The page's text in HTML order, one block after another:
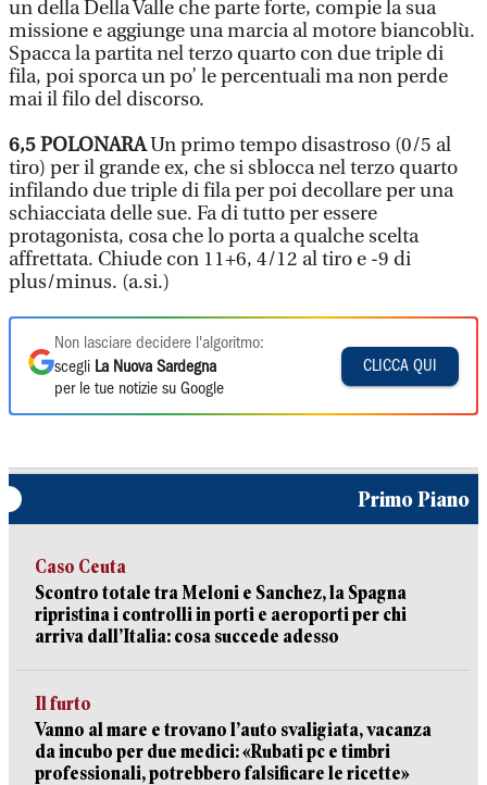
un della Della Valle che parte forte, compie la sua
missione e aggiunge una marcia al motore biancoblù.
Spacca la partita nel terzo quarto con due triple di
fila, poi sporca un po’ le percentuali ma non perde
mai il filo del discorso.
6,5POLONARAUn primo tempo disastroso (0/5 al
tiro) per il grande ex, che si sblocca nel terzo quarto
infilando due triple di fila per poi decollare per una
schiacciata delle sue. Fa di tutto per essere
protagonista, cosa che lo porta a qualche scelta
affrettata. Chiude con 11+6, 4/12 al tiro e -9 di
plus/minus. (a.si.)
Non lasciare decidere l'algoritmo:
scegli La Nuova Sardegna
per le tue notizie su Google
CLICCA QUI
Primo Piano
Caso Ceuta
Scontro totale tra Meloni e Sanchez, la Spagna
ripristina i controlli in porti e aeroporti per chi
arriva dall’Italia: cosa succede adesso
Il furto
Vanno al mare e trovano l’auto svaligiata, vacanza
da incubo per due medici: «Rubati pc e timbri
professionali, potrebbero falsificare le ricette»